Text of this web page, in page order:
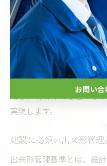
高めることが重要です。
わかりやすい指導体制を
文化が醸成されます。
また、地盤特性に応じた
保なども欠かせません。
理し、現場作業を進める
実現します。
建設に必須の出来形管
出来形管理基準とは、設
お問い
お問い